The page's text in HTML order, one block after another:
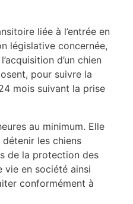
liée à l’entrée en
législative concernée,
d’un chien
pour suivre la
mois suivant la prise
au minimum. Elle
les chiens
de la protection des
vie en société ainsi
conformément à